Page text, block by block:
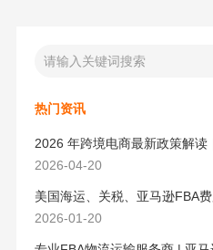
热门资讯
2026-04-20
2026-01-20